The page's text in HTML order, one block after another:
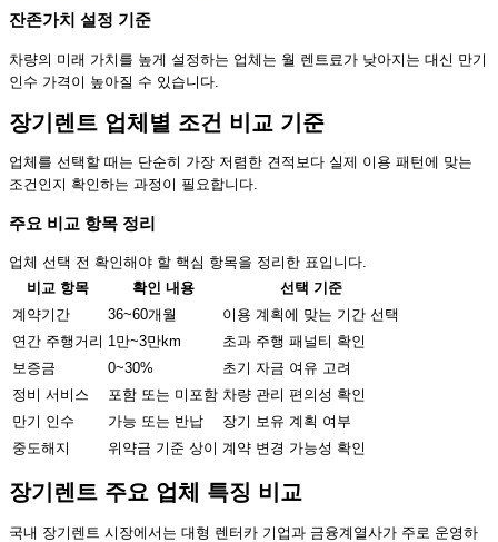
잔존가치 설정 기준
차량의 미래 가치를 높게 설정하는 업체는 월 렌트료가 낮아지는 대신 만기
인수 가격이 높아질 수 있습니다.
장기렌트 업체별 조건 비교 기준
업체를 선택할 때는 단순히 가장 저렴한 견적보다 실제 이용 패턴에 맞는
조건인지 확인하는 과정이 필요합니다.
주요 비교 항목 정리
업체 선택 전 확인해야 할 핵심 항목을 정리한 표입니다.
비교 항목
확인 내용
선택 기준
계약기간
36~60개월
이용 계획에 맞는 기간 선택
연간 주행거리 1만~3만km
초과 주행 패널티 확인
보증금
0~30%
초기 자금 여유 고려
정비 서비스
포함 또는 미포함 차량 관리 편의성 확인
만기 인수
가능 또는 반납
장기 보유 계획 여부
중도해지
위약금 기준 상이 계약 변경 가능성 확인
장기렌트 주요 업체 특징 비교
국내 장기렌트 시장에서는 대형 렌터카 기업과 금융계열사가 주로 운영하